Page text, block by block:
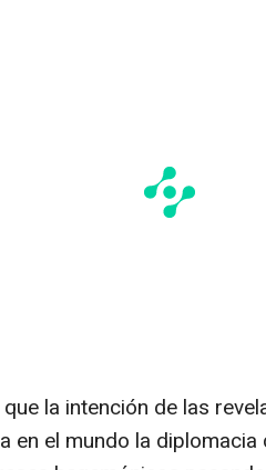
la intención de las
en el mundo la